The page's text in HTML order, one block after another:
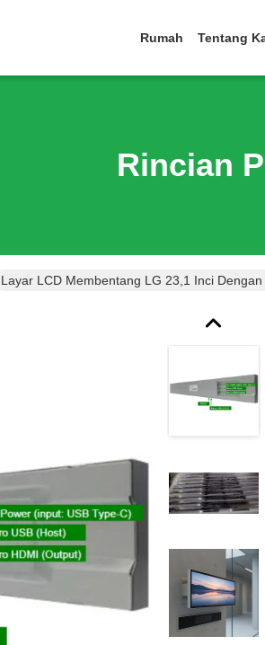
Rumah Tentang
Rincian
Layar LCD Membentang LG 23,1 Inci